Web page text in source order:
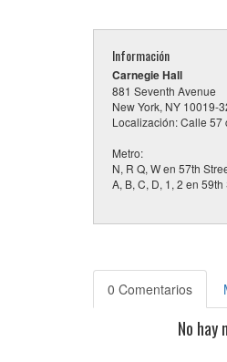
Información
Carnegie Hall
881 Seventh Avenue
New York, NY 10019-
Localización: Calle 57
Metro:
N, R Q, W en 57th
A, B, C, D, 1, 2 en
0 Comentarios
No hay